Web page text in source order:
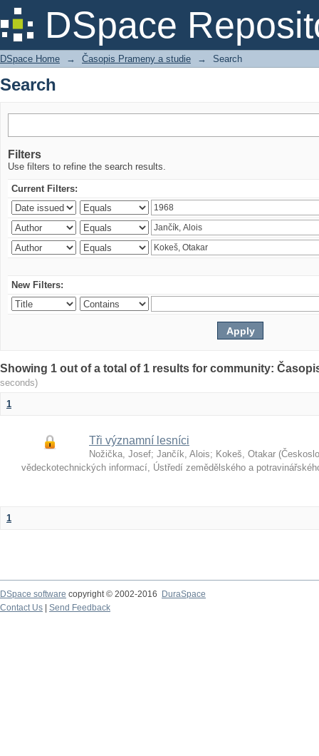
DSpace
Search
DSpace Home → Časopis Prameny a studie → Search
Search
Filters
Use filters to refine the search results.
Current Filters:
New Filters:
Showing 1 out of a total of 1 results for community:
seconds)
1
Tři významní lesníci
Nožička, Josef; Jančík, Alois; Kokeš, Otakar (
vědeckotechnických informací, Ústředí zemědělského a
1
DSpace software copyright © 2002-2016
DuraSpace
Contact Us
Send Feedback